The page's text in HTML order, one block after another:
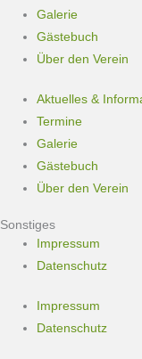
Galerie
Gästebuch
Über den Verein
Aktuelles &
Termine
Galerie
Gästebuch
Über den Verein
Sonstiges
Impressum
Datenschutz
Impressum
Datenschutz